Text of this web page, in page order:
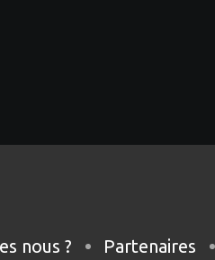
nous ? Partenaires